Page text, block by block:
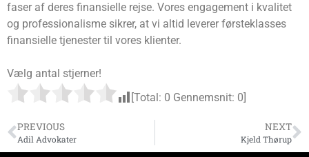
faser af deres finansielle rejse. Vores engagement i kvalitet
og professionalisme sikrer, at vi altid leverer førsteklasses
finansielle tjenester til vores klienter.
Vælg antal stjerner!
[Total: 0 Gennemsnit: 0
PREVIOUS
Adil Advokater
NEXT
Kjeld Thørup